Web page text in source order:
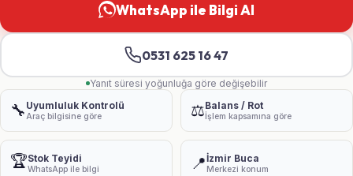
WhatsApp ile Bilgi Al
0531 625 16 47
Yanıt süresi yoğunluğa göre değişebilir
🔧 Uyumluluk Kontrolü
Araç bilgisine göre ⚖️Balans / Rot
İşlem kapsamına göre
🏆Stok Teyidi
WhatsApp ile bilgi 📍İzmir Buca
Merkezi konum